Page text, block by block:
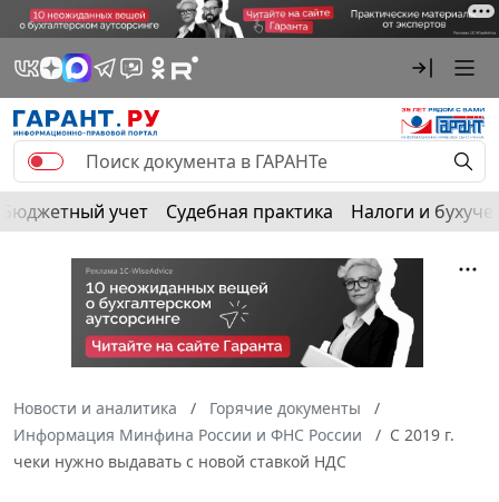
Бюджетный учет Судебная практика Налоги и
Новости и аналитика
Горячие документы
Информация Минфина России и ФНС России
С 2019 г.
чеки нужно выдавать с новой ставкой НДС